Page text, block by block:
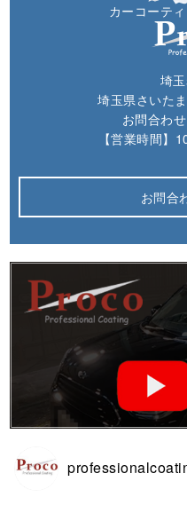
カーコーテ
埼
埼玉県さいた
お問合わせ
【営業時間】
お問合